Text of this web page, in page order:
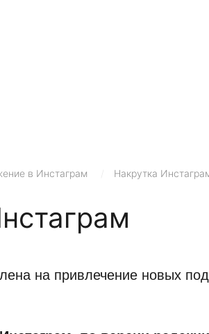
в Инстаграм Накрутка
на привлечение новых